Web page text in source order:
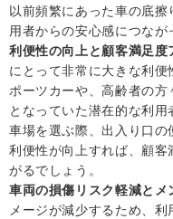
以前頻繁にあった車の底
用者からの安心感につなが
利便性の向上と顧客満足度
にとって非常に大きな利
ポーツカーや、高齢者の
となっていた潜在的な利
車場を選ぶ際、出入り口の
利便性が向上すれば、顧
がるでしょう。
車両の損傷リスク軽減とメ
メージが減少するため、